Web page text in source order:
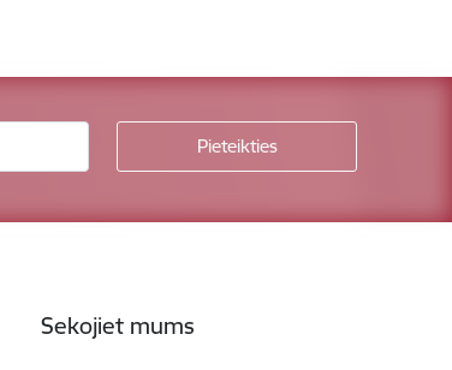
Sekojiet mums